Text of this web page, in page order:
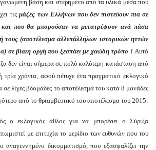
βάση και στερημένο από τα υλικά μέσα που
τιςμάζες των Ελλήνων που δεν πιστεύουν πια σε
και που θα μπορούσαν να μετατρέψουν ανά πάσα
τους(αποτέλεσμα αλλεπάλληλων ιστορικών ηττών
σε βίαιη οργή που ξεσπάει με χαώδητρόπο ! Αυτό
δεν είναι σήμερα σε πολύ καλύτερη κατάσταση από
χρόνια, αφού πέτυχε ένα πραγματικό εκλογικό
σε λίγες βδομάδες το αποτέλεσμά του κατά 8 μονάδες
από το θριαμβευτικό του αποτέλεσμα του 2015.
ο εκλογικός άθλος για να μπορέσει ο Σύριζα
με επιτυχία το μερίδιο των ευθυνών που του
αναγεννημένο δικομματισμό, που εξασφαλίζει την